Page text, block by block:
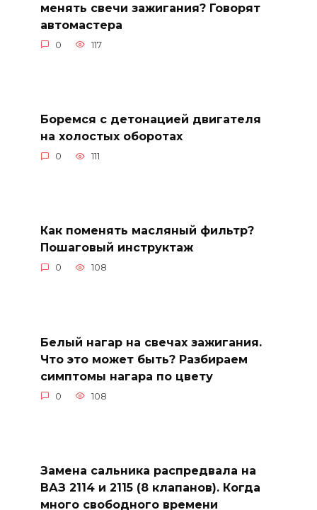
менять свечи зажигания? Говорят
автомастера
0 117
Боремся с детонацией двигателя
на холостых оборотах
0 111
Как поменять масляный фильтр?
Пошаговый инструктаж
0 108
Белый нагар на свечах зажигания.
Что это может быть? Разбираем
симптомы нагара по цвету
0 108
Замена сальника распредвала на
ВАЗ 2114 и 2115 (8 клапанов). Когда
много свободного времени